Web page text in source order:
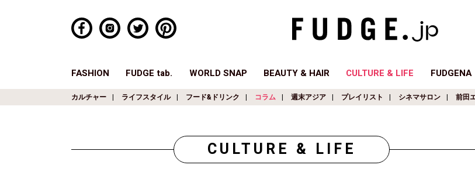
FASHION FUDGE tab. WORLD SNAP BEAUTY & HAIR CULTURE & LIFE FUDGENA
カルチャー ライフスタイル フード&ドリンク コラム 週末アジア プレイリスト シネマサロン 前田
CULTURE & LIFE